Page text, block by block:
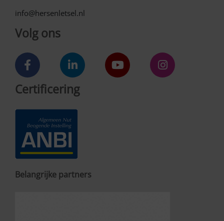
info@hersenletsel.nl
Volg ons
Certificering
Belangrijke partners